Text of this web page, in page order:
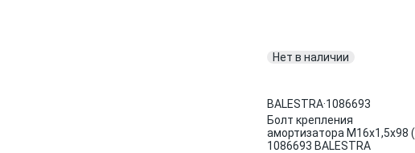
Нет в наличии
BALESTRA·1086693
Болт крепления
амортизатора М16x1,5х98 (
1086693 BALESTRA